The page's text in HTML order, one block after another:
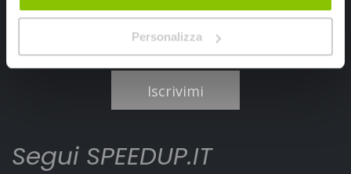
Personalizza
Ho letto e accettato il documentoprivacy policy
Iscrivimi
Segui SPEEDUP.IT